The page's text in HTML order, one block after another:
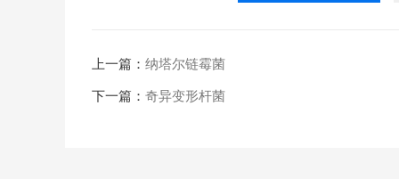
上一篇： 纳塔尔链霉菌
下一篇： 奇异变形杆菌